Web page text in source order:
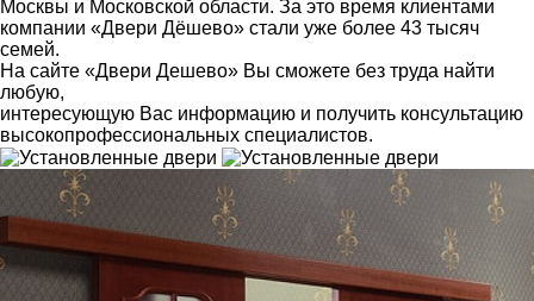
Москвы и Московской области. За это время клиентами
компании «Двери Дёшево» стали уже более 43 тысяч
семей.
На сайте «Двери Дешево» Вы сможете без труда найти
любую,
интересующую Вас информацию и получить консультацию
высокопрофессиональных специалистов.